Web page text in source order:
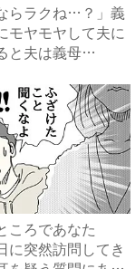
らラクね…？」義
モヤモヤして夫に
と夫は義母
ころであなた
突然訪問してき